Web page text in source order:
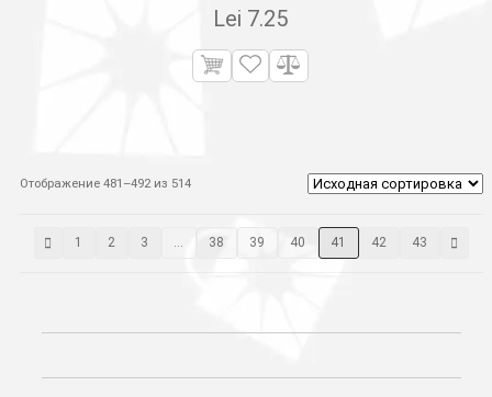
Lei 7.25
Отображение 481–492 из 514
1 2 3 … 38 39 40 41 42 43